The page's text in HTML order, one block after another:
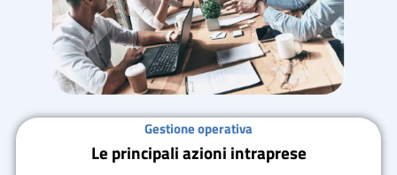
Gestione operativa
Le principali azioni intraprese